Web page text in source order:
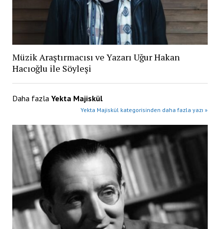
Müzik Araştırmacısı ve Yazarı Uğur Hakan
Hacıoğlu ile Söyleşi
Daha fazla Yekta Majiskül
Yekta Majiskül kategorisinden daha fazla yazı »